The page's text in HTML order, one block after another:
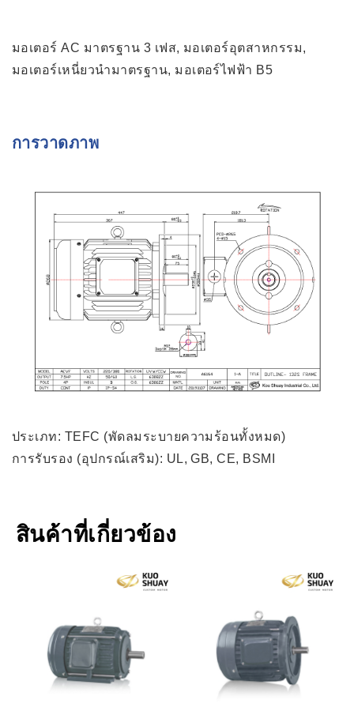
มอเตอร์ AC มาตรฐาน 3 เฟส, มอเตอร์อุตสาหกรรม,
มอเตอร์เหนี่ยวนำมาตรฐาน, มอเตอร์ไฟฟ้า B5
การวาดภาพ
ประเภท: TEFC (พัดลมระบายความร้อนทั้งหมด)
การรับรอง (อุปกรณ์เสริม): UL, GB, CE, BSMI
สินค้าที่เกี่ยวข้อง